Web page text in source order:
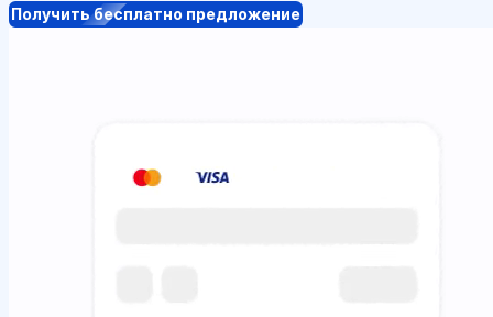
Получить бесплатно предложение